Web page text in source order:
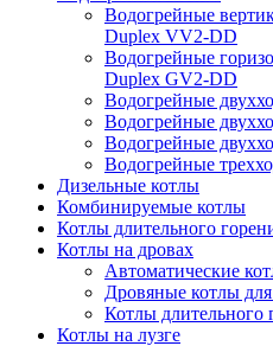
Водогрейные
Duplex VV2-DD
Водогрейные
Duplex GV2-DD
Водогрейные
Водогрейные
Водогрейные
Водогрейные
Дизельные котлы
Комбинируемые котлы
Котлы длительного
Котлы на дровах
Автоматические
Дровяные котлы
Котлы длительного
Котлы на лузге